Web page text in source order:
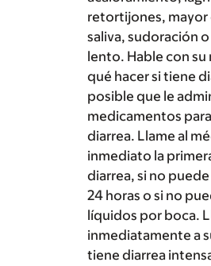
retortijones, mayor
saliva, sudoración
lento. Hable con
qué hacer si tiene
posible que le
medicamentos
diarrea. Llame al
inmediato la
diarrea, si no
24 horas o si no
líquidos por boca.
inmediatamente a
tiene diarrea